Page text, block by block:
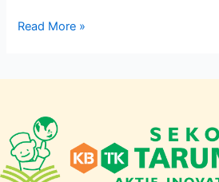
Read More »